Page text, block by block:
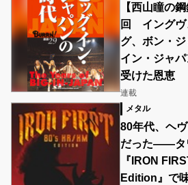
【西山瞳の
回 イングヴ
グ、ボン・
イン・ジャ
受けた恩恵
連載
メタル
80年代、ヘ
だった――タ
『IRON
Edition』で